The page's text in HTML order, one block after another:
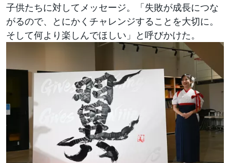
子供たちに対してメッセージ。「失敗が成長につな
がるので、とにかくチャレンジすることを大切に。
そして何より楽しんでほしい」と呼びかけた。